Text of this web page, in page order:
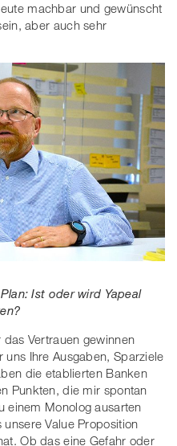
machbar und gewünscht
aber auch sehr
Ist oder wird Yapeal
Vertrauen gewinnen
Ihre Ausgaben, Sparziele
die etablierten Banken
Punkten, die mir spontan
einem Monolog ausarten
Value Proposition
Ob das eine Gefahr oder